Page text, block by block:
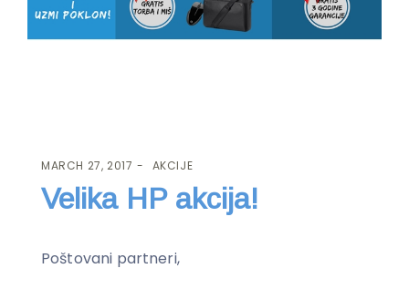
MARCH 27, 2017 AKCIJE
Velika HP akcija!
Poštovani partneri,